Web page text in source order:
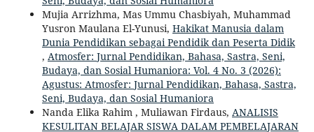
Mujia Arrizhma, Mas Ummu Chasbiyah, Muhammad
Yusron Maulana El-Yunusi, Hakikat Manusia dalam
Dunia Pendidikan sebagai Pendidik dan Peserta Didik
, Atmosfer: Jurnal Pendidikan, Bahasa, Sastra, Seni,
Budaya, dan Sosial Humaniora: Vol. 4 No. 3 (2026):
Agustus: Atmosfer: Jurnal Pendidikan, Bahasa, Sastra,
Seni, Budaya, dan Sosial Humaniora
Nanda Elika Rahim , Muliawan Firdaus, ANALISIS
KESULITAN BELAJAR SISWA DALAM PEMBELAJARAN